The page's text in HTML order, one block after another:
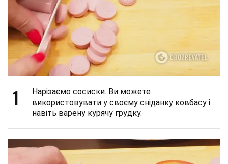
1
Нарізаємо сосиски. Ви можете
використовувати у своєму сніданку ковбасу і
навіть варену курячу грудку.